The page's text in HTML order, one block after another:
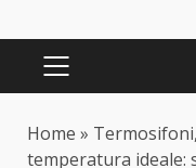
PRIMARY
Home »
temperatura ideale: